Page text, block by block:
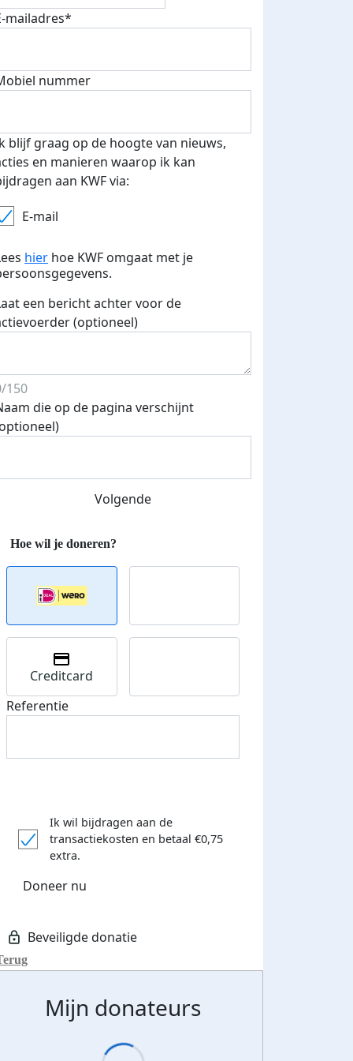
Samen maken we het verschil! Voor een beter leven met
kanker ❤️ en daar kun jij aan bijdragen door mij te
mailadres*
nummer
blijf graag op de hoogte van nieuws,
en manieren waarop ik kan
aan KWF via:
E-mail
hier hoe KWF omgaat met je
een bericht achter voor de
(optioneel)
150
die op de pagina verschijnt
Volgende
Creditcard
Referentie
Ik wil bijdragen aan de
transactiekosten en betaal €0,75
extra.
Doneer nu
Mijn donateurs